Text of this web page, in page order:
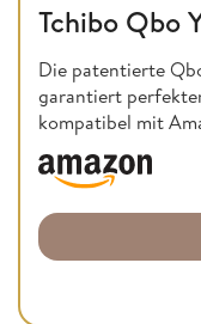
Tchibo Qbo
Die patentierte
garantiert
kompatibel mit